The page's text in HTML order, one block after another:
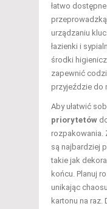
łatwo
urządzaniu
łazienki i
środki
zapewnić
przyjeździe do
Aby ułatwić
priorytetów
rozpakowania.
są najbardziej
takie jak
końcu. Planuj
unikając
kartonu na